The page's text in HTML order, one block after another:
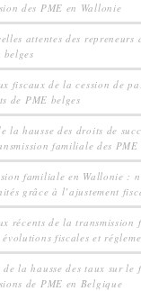
des PME en Wallonie
attentes des repreneurs
belges
fiscaux de la cession de
de PME belges
la hausse des droits de
familiale des PME
familiale en Wallonie :
grâce à l’ajustement
récents de la
fiscales et
de la hausse des taux sur le
de PME en Belgique